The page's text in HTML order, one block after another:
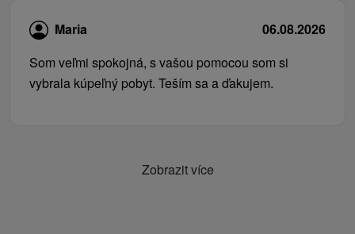
Maria
06.08.2026
Som veľmi spokojná, s vašou pomocou som si
vybrala kúpeľný pobyt. Teším sa a ďakujem.
Zobrazit více